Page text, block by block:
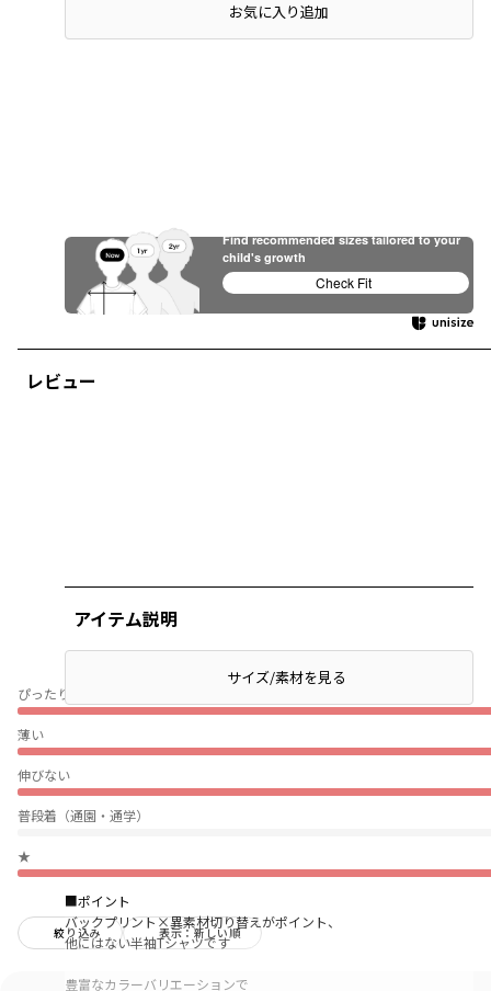
レビュー
ぴったり
薄い
伸びない
普段着（通園・通学）
★
絞り込み 表示：新しい順
店頭在庫を確認するお気に入り追加
アイテム説明
サイズ/素材を見る
■ポイント
バックプリント×異素材切り替えがポイント、
他にはない半袖Tシャツです
豊富なカラーバリエーションで
Find recommended sizes tailored to your
child's growth
Check Fit